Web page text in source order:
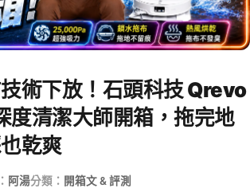
術下放！石頭科技 Qrevo
度清潔大師開箱，拖完地
乾爽
阿湯分類： 開箱文 & 評測